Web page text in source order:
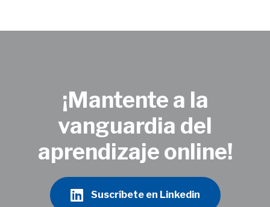
¡Mantente a la
vanguardia del
aprendizaje online!
Suscríbete en Linkedin